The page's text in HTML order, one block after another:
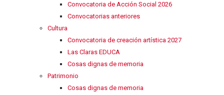
Convocatoria de Acción Social 2026
Convocatorias anteriores
Cultura
Convocatoria de creación artística 2027
Las Claras EDUCA
Cosas dignas de memoria
Patrimonio
Cosas dignas de memoria